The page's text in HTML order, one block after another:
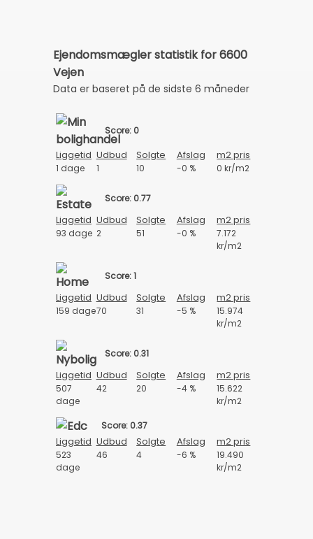
Ejendomsmægler statistik for 6600
Vejen
Data er baseret på de sidste 6 måneder
Score: 0
Liggetid Udbud Solgte Afslag m2 pris
1 dage 1 10 -0 % 0 kr/m2
Score: 0.77
Liggetid Udbud Solgte Afslag m2 pris
93 dage 2 51 -0 %
7.172
kr/m2
Score: 1
Liggetid Udbud Solgte Afslag m2 pris
159 dage70 31 -5 %
15.974
kr/m2
Score: 0.31
Liggetid Udbud Solgte Afslag m2 pris
507
dage
42 20 -4 %
15.622
kr/m2
Score: 0.37
Liggetid Udbud Solgte Afslag m2 pris
523
dage
46 4 -6 %
19.490
kr/m2